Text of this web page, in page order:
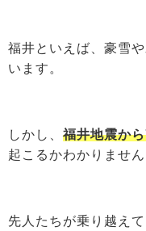
福井といえば、豪雪
います。
しかし、 福井地震か
起こるかわかりません
先人たちが乗り越え